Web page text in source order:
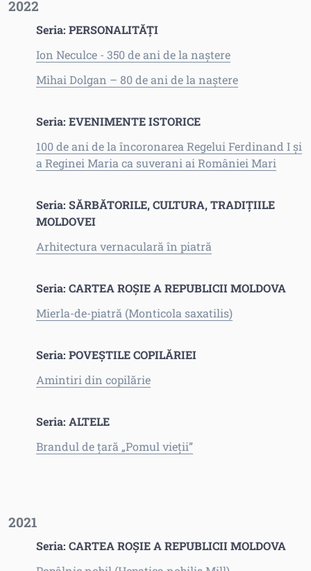
2022
Seria: PERSONALITĂȚI
Ion Neculce - 350 de ani de la naștere
Mihai Dolgan – 80 de ani de la naștere
Seria: EVENIMENTE ISTORICE
100 de ani de la încoronarea Regelui Ferdinand I și
a Reginei Maria ca suverani ai României Mari
Seria: SĂRBĂTORILE, CULTURA, TRADIȚIILE
MOLDOVEI
Arhitectura vernaculară în piatră
Seria: CARTEA ROȘIE A REPUBLICII MOLDOVA
Mierla-de-piatră (Monticola saxatilis)
Seria: POVEȘTILE COPILĂRIEI
Amintiri din copilărie
Seria: ALTELE
Brandul de țară „Pomul vieții”
2021
Seria: CARTEA ROȘIE A REPUBLICII MOLDOVA